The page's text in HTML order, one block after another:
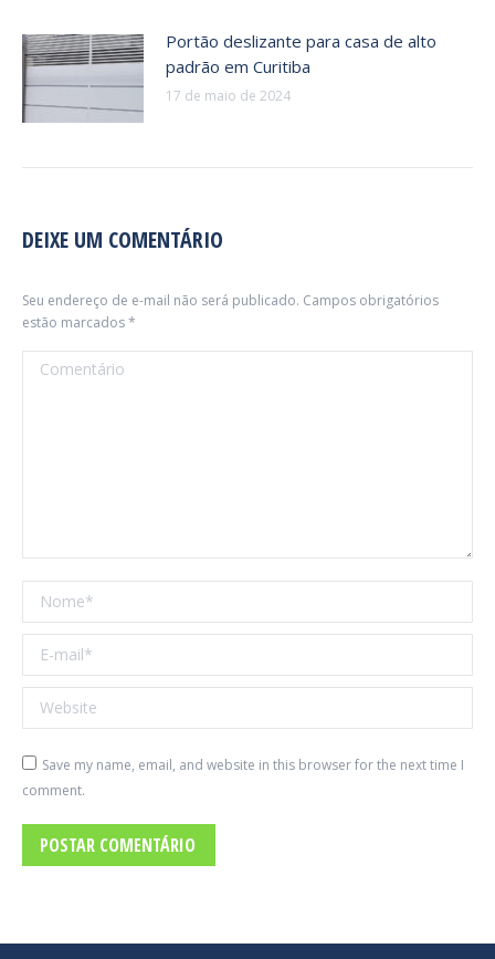
Portão deslizante para casa de alto
padrão em Curitiba
17 de maio de 2024
DEIXE UM COMENTÁRIO
Seu endereço de e-mail não será publicado. Campos obrigatórios
estão marcados*
Comentário
Nome *
E-mail *
Website
Save my name, email, and website in this browser for the next time I
comment.
POSTAR COMENTÁRIO